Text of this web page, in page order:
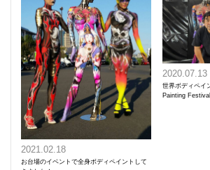
2021.02.18
お台場のイベントで全身ボディペイントして
2020.07.13
世界ボディペイ
Painting